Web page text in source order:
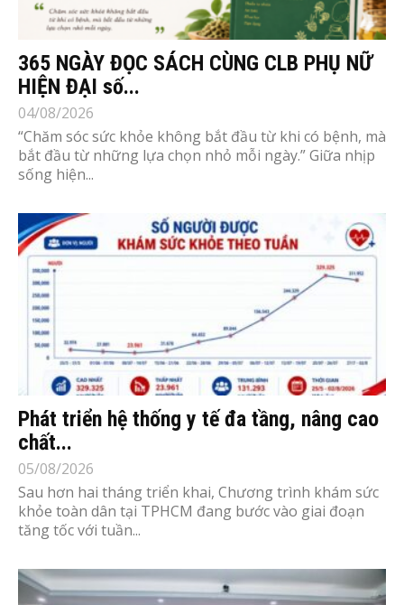
365 NGÀY ĐỌC SÁCH CÙNG CLB PHỤ NỮ
HIỆN ĐẠI số...
04/08/2026
“Chăm sóc sức khỏe không bắt đầu từ khi có bệnh, mà
bắt đầu từ những lựa chọn nhỏ mỗi ngày.” Giữa nhịp
sống hiện...
Phát triển hệ thống y tế đa tầng, nâng cao
chất...
05/08/2026
Sau hơn hai tháng triển khai, Chương trình khám sức
khỏe toàn dân tại TPHCM đang bước vào giai đoạn
tăng tốc với tuần...